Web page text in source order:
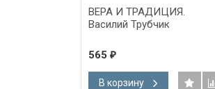
ВЕРА И ТРАДИЦИЯ.
Василий Трубчик
565 ₽
В корзину